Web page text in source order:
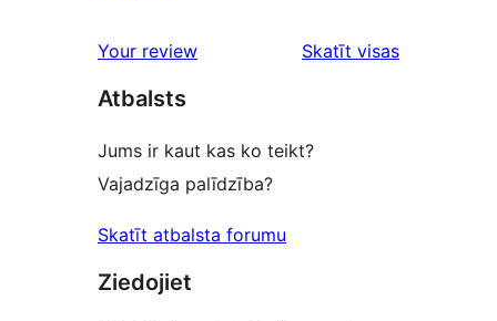
star
Your review Skatīt visasatsauksmes
Atbalsts
Jums ir kaut kas ko teikt?
Vajadzīga palīdzība?
Skatīt atbalsta forumu
Ziedojiet